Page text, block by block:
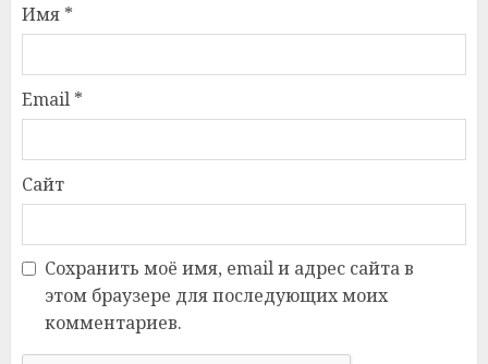
Имя *
Email *
Сайт
Сохранить моё имя, email и адрес сайта в
этом браузере для последующих моих
комментариев.